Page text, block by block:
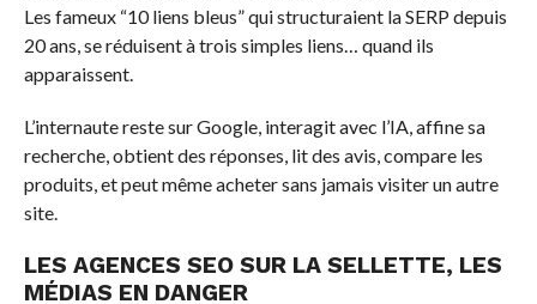
Les fameux “10 liens bleus” qui structuraient la SERP depuis
20 ans, se réduisent à trois simples liens… quand ils
apparaissent.
L’internaute reste sur Google, interagit avec l’IA, affine sa
recherche, obtient des réponses, lit des avis, compare les
produits, et peut même acheter sans jamais visiter un autre
site.
LES AGENCES SEO SUR LA SELLETTE, LES
MÉDIAS EN DANGER